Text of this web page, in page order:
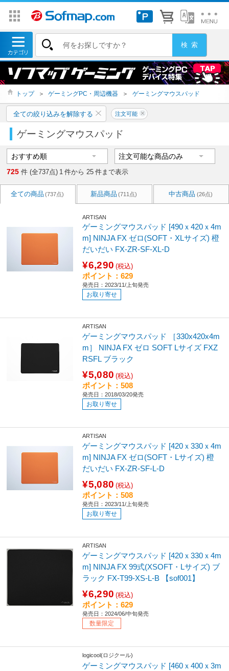
トップ ＞ ゲーミングPC・周辺機器 ＞ ゲーミングマウスパッド
全ての絞り込みを解除する 注文可能
ゲーミングマウスパッド
725 件 (全737点) 1 件から 25 件まで表示
全ての商品 (737点) 新品商品 (711点) 中古商品 (26点)
ARTISAN
ゲーミングマウスパッド [490ｘ420ｘ4m
m] NINJA FX ゼロ(SOFT・XLサイズ) 橙
だいだい FX-ZR-SF-XL-D
¥6,290 (税込)
ポイント：629
発売日：2023/11/上旬発売
お取り寄せ
ARTISAN
ゲーミングマウスパッド ［330x420x4m
m］ NINJA FX ゼロ SOFT Lサイズ FXZ
RSFL ブラック
¥5,080 (税込)
ポイント：508
発売日：2018/03/20発売
お取り寄せ
ARTISAN
ゲーミングマウスパッド [420ｘ330ｘ4m
m] NINJA FX ゼロ(SOFT・Lサイズ) 橙
だいだい FX-ZR-SF-L-D
¥5,080 (税込)
ポイント：508
発売日：2023/11/上旬発売
お取り寄せ
ARTISAN
ゲーミングマウスパッド [420ｘ330ｘ4m
m] NINJA FX 99式(XSOFT・Lサイズ) ブ
ラック FX-T99-XS-L-B 【sof001】
¥6,290 (税込)
ポイント：629
発売日：2024/06/中旬発売
数量限定
logicool(ロジクール)
ゲーミングマウスパッド [460ｘ400ｘ3m